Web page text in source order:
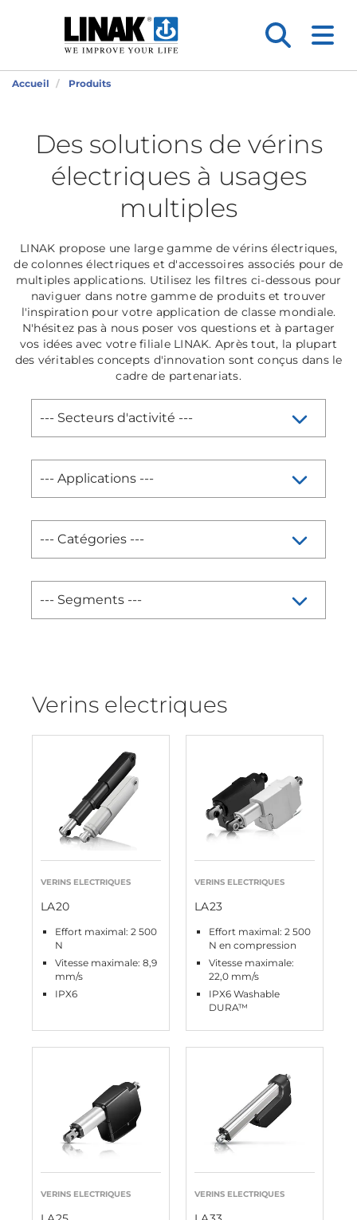
Accueil Produits
Des solutions de vérins
électriques à usages
multiples
LINAK propose une large gamme de vérins électriques,
de colonnes électriques et d'accessoires associés pour de
multiples applications. Utilisez les filtres ci-dessous pour
naviguer dans notre gamme de produits et trouver
l'inspiration pour votre application de classe mondiale.
N'hésitez pas à nous poser vos questions et à partager
vos idées avec votre filiale LINAK. Après tout, la plupart
des véritables concepts d'innovation sont conçus dans le
cadre de partenariats.
Verins electriques
VERINS ELECTRIQUES
LA20
Effort maximal: 2 500
N
Vitesse maximale: 8,9
mm/s
IPX6
VERINS ELECTRIQUES
LA23
Effort maximal: 2 500
N en compression
Vitesse maximale:
22,0 mm/s
IPX6 Washable
DURA™
VERINS ELECTRIQUES VERINS ELECTRIQUES